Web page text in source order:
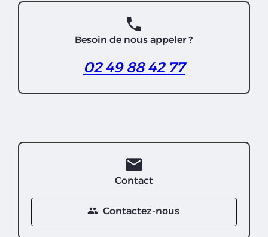
phone
Besoin de nous appeler ?
02 49 88 42 77
mail
Contact
people Contactez-nous